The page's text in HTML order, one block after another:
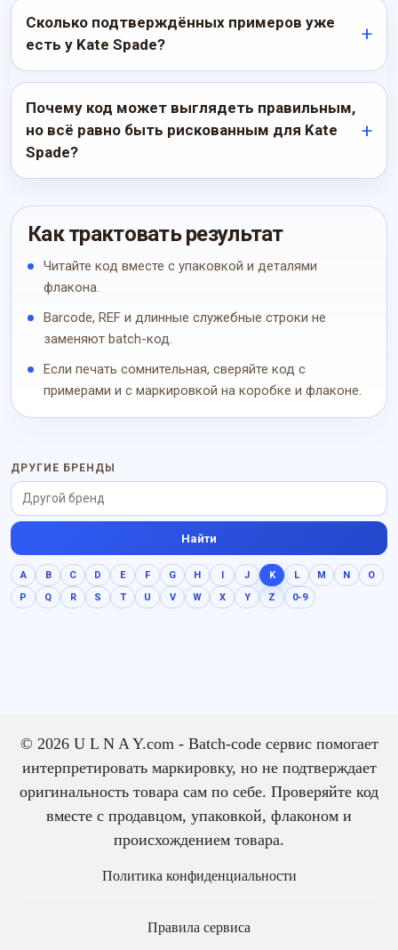
Сколько подтверждённых примеров уже
есть у Kate Spade?
Почему код может выглядеть правильным,
но всё равно быть рискованным для Kate
Spade?
Как трактовать результат
Читайте код вместе с упаковкой и деталями
флакона.
Barcode, REF и длинные служебные строки не
заменяют batch-код.
Если печать сомнительная, сверяйте код с
примерами и с маркировкой на коробке и флаконе.
ДРУГИЕ БРЕНДЫ
Найти
A B C D E F G H I J K L M N
O
P
Q R S T U V W X Y Z 0-9
© 2026 U L N A Y.com - Batch-code сервис помогает
интерпретировать маркировку, но не подтверждает
оригинальность товара сам по себе. Проверяйте код
вместе с продавцом, упаковкой, флаконом и
происхождением товара.
Политика конфиденциальности
Правила сервиса